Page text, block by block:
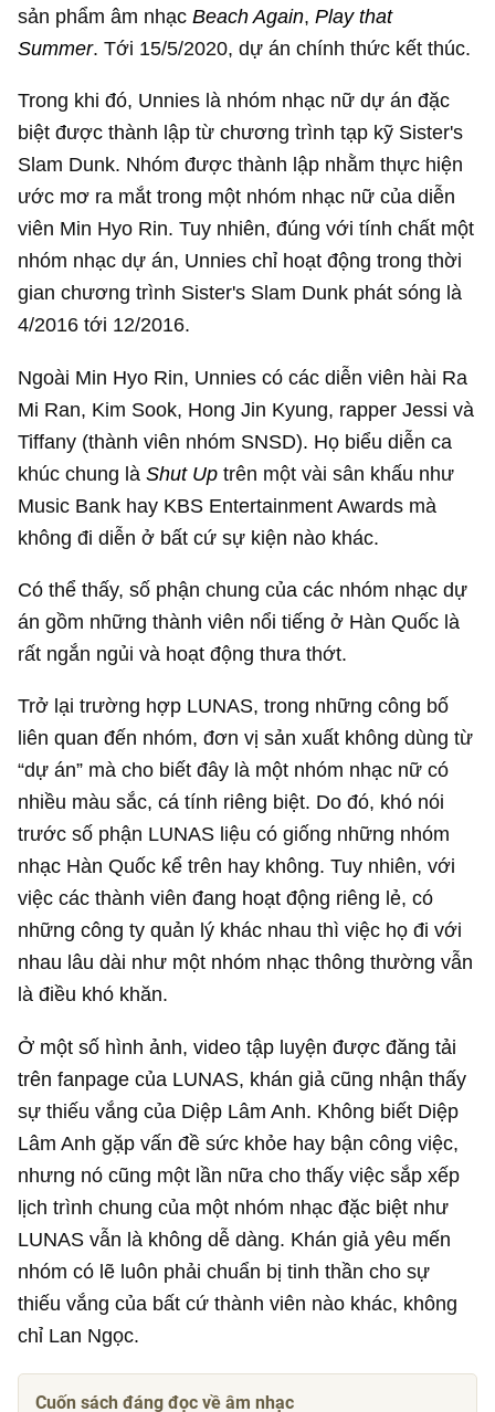
sản phẩm âm nhạcBeach Again,Play that
Summer. Tới 15/5/2020, dự án chính thức kết thúc.
Trong khi đó, Unnies là nhóm nhạc nữ dự án đặc
biệt được thành lập từ chương trình tạp kỹ Sister's
Slam Dunk. Nhóm được thành lập nhằm thực hiện
ước mơ ra mắt trong một nhóm nhạc nữ của diễn
viên Min Hyo Rin. Tuy nhiên, đúng với tính chất một
nhóm nhạc dự án, Unnies chỉ hoạt động trong thời
gian chương trình Sister's Slam Dunk phát sóng là
4/2016 tới 12/2016.
Ngoài Min Hyo Rin, Unnies có các diễn viên hài Ra
Mi Ran, Kim Sook, Hong Jin Kyung, rapper Jessi và
Tiffany (thành viên nhóm SNSD). Họ biểu diễn ca
khúc chung làShut Up trên một vài sân khấu như
Music Bank hay KBS Entertainment Awards mà
không đi diễn ở bất cứ sự kiện nào khác.
Có thể thấy, số phận chung của các nhóm nhạc dự
án gồm những thành viên nổi tiếng ở Hàn Quốc là
rất ngắn ngủi và hoạt động thưa thớt.
Trở lại trường hợp LUNAS, trong những công bố
liên quan đến nhóm, đơn vị sản xuất không dùng từ
“dự án” mà cho biết đây là một nhóm nhạc nữ có
nhiều màu sắc, cá tính riêng biệt. Do đó, khó nói
trước số phận LUNAS liệu có giống những nhóm
nhạc Hàn Quốc kể trên hay không. Tuy nhiên, với
việc các thành viên đang hoạt động riêng lẻ, có
những công ty quản lý khác nhau thì việc họ đi với
nhau lâu dài như một nhóm nhạc thông thường vẫn
là điều khó khăn.
Ở một số hình ảnh, video tập luyện được đăng tải
trên fanpage của LUNAS, khán giả cũng nhận thấy
sự thiếu vắng của Diệp Lâm Anh. Không biết Diệp
Lâm Anh gặp vấn đề sức khỏe hay bận công việc,
nhưng nó cũng một lần nữa cho thấy việc sắp xếp
lịch trình chung của một nhóm nhạc đặc biệt như
LUNAS vẫn là không dễ dàng. Khán giả yêu mến
nhóm có lẽ luôn phải chuẩn bị tinh thần cho sự
thiếu vắng của bất cứ thành viên nào khác, không
chỉ Lan Ngọc.
Cuốn sách đáng đọc về âm nhạc